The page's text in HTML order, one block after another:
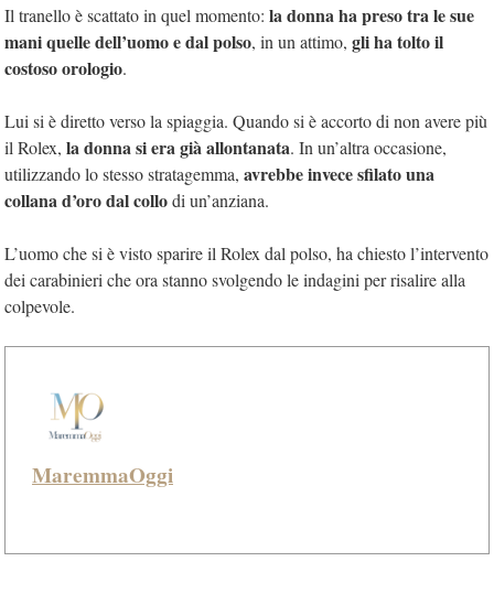
Il tranello è scattato in quel momento: la donna ha preso tra le sue
mani quelle dell’uomo e dal polso, in un attimo, gli ha tolto il
costoso orologio.
Lui si è diretto verso la spiaggia. Quando si è accorto di non avere più
il Rolex, la donna si era già allontanata. In un’altra occasione,
utilizzando lo stesso stratagemma, avrebbe invece sfilato una
collana d’oro dal collodi un’anziana.
L’uomo che si è visto sparire il Rolex dal polso, ha chiesto l’intervento
dei carabinieri che ora stanno svolgendo le indagini per risalire alla
colpevole.
MaremmaOggi